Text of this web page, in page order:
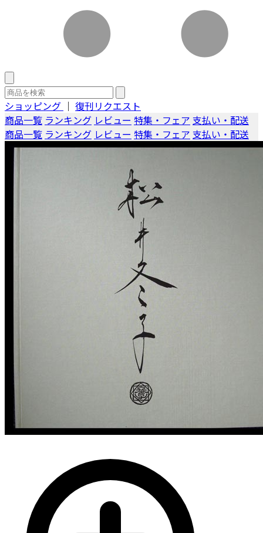
ショッピング ｜ 復刊リクエスト
商品一覧 ランキング レビュー 特集・フェア 支払い・配送
商品一覧 ランキング レビュー 特集・フェア 支払い・配送